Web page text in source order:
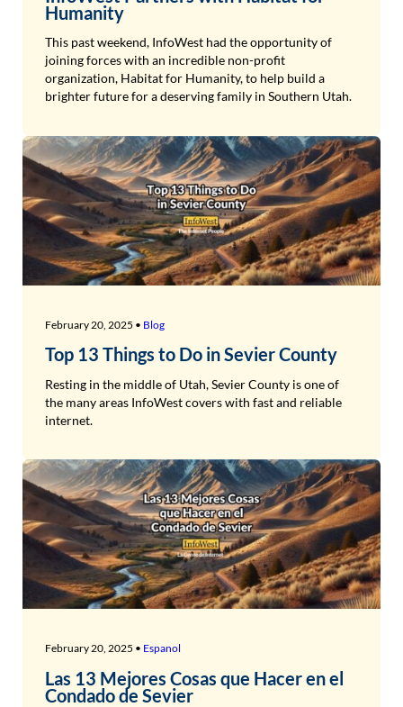
Humanity
This past weekend, InfoWest had the opportunity of
joining forces with an incredible non-profit
organization, Habitat for Humanity, to help build a
brighter future for a deserving family in Southern Utah.
February 20, 2025 • Blog
Top 13 Things to Do in Sevier County
Resting in the middle of Utah, Sevier County is one of
the many areas InfoWest covers with fast and reliable
internet.
February 20, 2025 • Espanol
Las 13 Mejores Cosas que Hacer en el
Condado de Sevier